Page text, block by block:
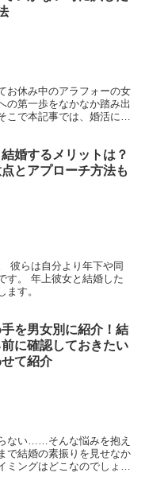
お休み中のアラフォーの女
の第一歩をなかなか踏み出
こで本記事では、婚活に疲
婚するメリットは？
とアプローチ方法も
同
婚した
す。
を男女別に紹介！結
に確認しておきたい
て紹介
ない……そんな悩みを抱え
で結婚の素振りを見せなか
ミングはどこなのでしょう